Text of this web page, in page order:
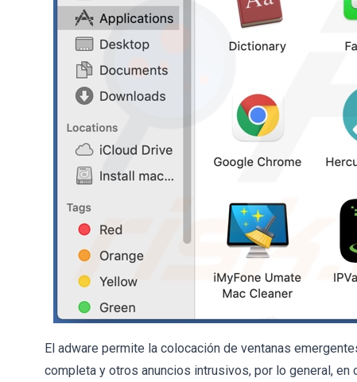
El adware permite la colocación de ventanas
completa y otros anuncios intrusivos, por lo general,